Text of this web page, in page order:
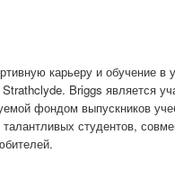
карьеру и обучение в
Briggs является
фондом выпускников
студентов,